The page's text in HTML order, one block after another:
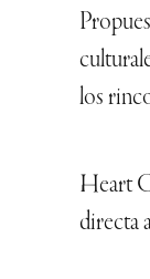
los
Heart
directa